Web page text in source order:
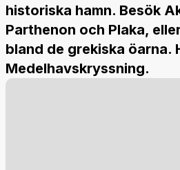
historiska hamn. Besök
Parthenon och Plaka,
bland de grekiska öarna.
Medelhavskryssning.